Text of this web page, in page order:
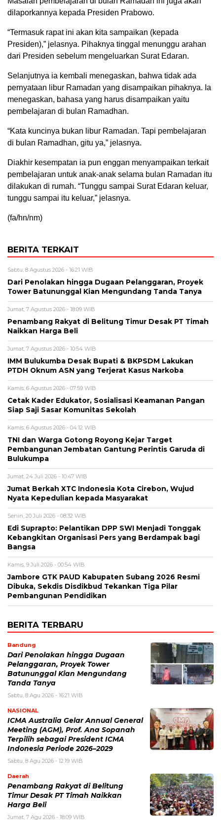
dilaporkannya kepada Presiden Prabowo.
“Termasuk rapat ini akan kita sampaikan (kepada
Presiden),” jelasnya. Pihaknya tinggal menunggu arahan
dari Presiden sebelum mengeluarkan Surat Edaran.
Selanjutnya ia kembali menegaskan, bahwa tidak ada
pernyataan libur Ramadan yang disampaikan pihaknya. Ia
menegaskan, bahasa yang harus disampaikan yaitu
pembelajaran di bulan Ramadhan.
“Kata kuncinya bukan libur Ramadan. Tapi pembelajaran
di bulan Ramadhan, gitu ya,” jelasnya.
Diakhir kesempatan ia pun enggan menyampaikan terkait
pembelajaran untuk anak-anak selama bulan Ramadan itu
dilakukan di rumah. “Tunggu sampai Surat Edaran keluar,
tunggu sampai itu keluar,” jelasnya.
(fa/hn/nm)
BERITA TERKAIT
Sabtu, 8 Agustus 2026 - 16:21 WIB
Dari Penolakan hingga Dugaan Pelanggaran, Proyek
Tower Batununggal Kian Mengundang Tanda Tanya
Jumat, 7 Agustus 2026 - 18:09 WIB
Penambang Rakyat di Belitung Timur Desak PT Timah
Naikkan Harga Beli
Jumat, 7 Agustus 2026 - 10:54 WIB
IMM Bulukumba Desak Bupati & BKPSDM Lakukan
PTDH Oknum ASN yang Terjerat Kasus Narkoba
Kamis, 6 Agustus 2026 - 07:59 WIB
Cetak Kader Edukator, Sosialisasi Keamanan Pangan
Siap Saji Sasar Komunitas Sekolah
Kamis, 6 Agustus 2026 - 04:12 WIB
TNI dan Warga Gotong Royong Kejar Target
Pembangunan Jembatan Gantung Perintis Garuda di
Bulukumpa
Jumat, 24 Juli 2026 - 10:47 WIB
Jumat Berkah XTC Indonesia Kota Cirebon, Wujud
Nyata Kepedulian kepada Masyarakat
Senin, 20 Juli 2026 - 08:32 WIB
Edi Suprapto: Pelantikan DPP SWI Menjadi Tonggak
Kebangkitan Organisasi Pers yang Berdampak bagi
Bangsa
Kamis, 9 Juli 2026 - 00:54 WIB
Jambore GTK PAUD Kabupaten Subang 2026 Resmi
Dibuka, Sekdis Disdikbud Tekankan Tiga Pilar
Pembangunan Pendidikan
BERITA TERBARU
Bandung
Dari Penolakan hingga Dugaan
Pelanggaran, Proyek Tower
Batununggal Kian Mengundang
Tanda Tanya
Sabtu, 8 Agu 2026 - 16:21 WIB
NASIONAL
ICMA Australia Gelar Annual General
Meeting (AGM), Prof. Ana Sopanah
Terpilih sebagai President ICMA
Indonesia Periode 2026–2029
Sabtu, 8 Agu 2026 - 12:19 WIB
Daerah
Penambang Rakyat di Belitung
Timur Desak PT Timah Naikkan
Harga Beli
Jumat, 7 Agu 2026 - 18:09 WIB